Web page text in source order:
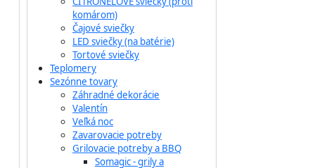
komárom)
Čajové sviečky
LED sviečky (na batérie)
Tortové sviečky
Teplomery
Sezónne tovary
Záhradné dekorácie
Valentín
Veľká noc
Zavarovacie potreby
Grilovacie potreby a BBQ
Somagic - grily a